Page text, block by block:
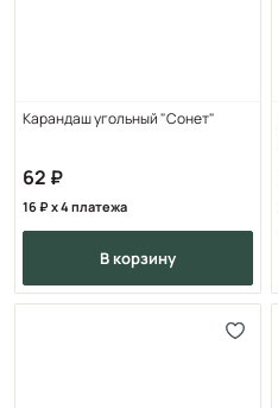
Карандаш угольный "Сонет"
62
16 x 4 платежа
в корзину